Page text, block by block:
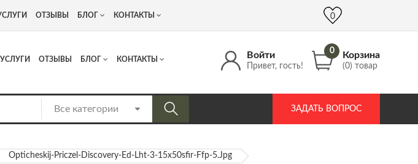
проезд 13 +7 (917) 537 17 16 info@DrozdPcp.ru
Войти
Привет, гость!
0 Корзина
(0) товар
УСЛУГИ ОТЗЫВЫ БЛОГ КОНТАКТЫ
ЗАДАТЬ ВОПРОС
ОТЗЫВЫ БЛОГ КОНТАКТЫ 0
Opticheskij-Priczel-Discovery-Ed-Lht-3-15x50sfir-Ffp-5.jpg